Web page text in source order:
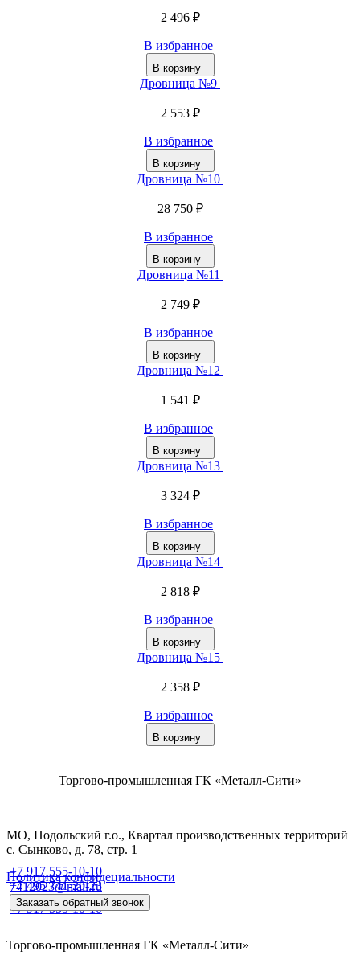
2 496 ₽
В избранное
В корзину
Дровница №9
2 553 ₽
В избранное
В корзину
Дровница №10
28 750 ₽
В избранное
В корзину
Дровница №11
2 749 ₽
В избранное
В корзину
Дровница №12
1 541 ₽
В избранное
В корзину
Дровница №13
3 324 ₽
В избранное
В корзину
Дровница №14
2 818 ₽
В избранное
В корзину
Дровница №15
2 358 ₽
В избранное
В корзину
Торгово-промышленная ГК «Металл-Сити»
МО, Подольский г.о., Квартал производственных территорий
с. Сынково, д. 78, стр. 1
Политика конфидециальности
+7 917 555-10-10
+7 495 741-20-23
+7 917 555-10-10
7412023@mail.ru
Заказать обратный звонок
Торгово-промышленная ГК «Металл-Сити»